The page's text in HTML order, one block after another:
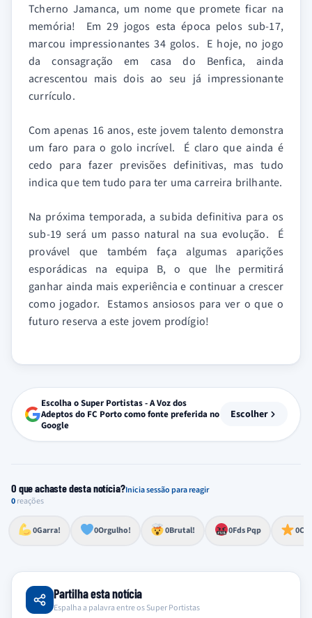
Tcherno Jamanca, um nome que promete ficar na
memória! Em 29 jogos esta época pelos sub-17,
marcou impressionantes 34 golos. E hoje, no jogo
da consagração em casa do Benfica, ainda
acrescentou mais dois ao seu já impressionante
currículo.
Com apenas 16 anos, este jovem talento demonstra
um faro para o golo incrível. É claro que ainda é
cedo para fazer previsões definitivas, mas tudo
indica que tem tudo para ter uma carreira brilhante.
Na próxima temporada, a subida definitiva para os
sub-19 será um passo natural na sua evolução. É
provável que também faça algumas aparições
esporádicas na equipa B, o que lhe permitirá
ganhar ainda mais experiência e continuar a crescer
como jogador. Estamos ansiosos para ver o que o
futuro reserva a este jovem prodígio!
Escolha o Super Portistas - A Voz dos
Adeptos do FC Porto como fonte preferida no
Google
Escolher
O que achaste desta notícia?Inicia sessão para reagir
0reações
0Garra!
Esforço, determinação, aprovação forte
0Orgulho!
Lealdade, amor clubístico, sentimento profundo
0Brutal!
Impressionante, chocante, de grande impacto 0Fds Pqp
Reação de desespero, raiva, frustração ou espanto extremo 0
Excelência, destaque, o melhor
Partilha esta notícia
Espalha a palavra entre os Super Portistas